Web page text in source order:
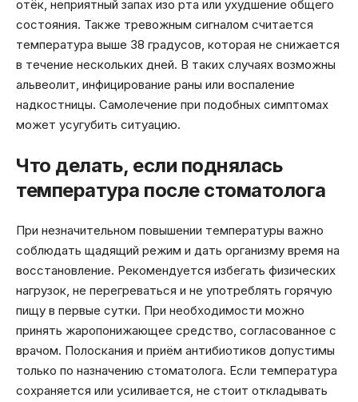
отёк, неприятный запах изо рта или ухудшение общего
состояния. Также тревожным сигналом считается
температура выше 38 градусов, которая не снижается
в течение нескольких дней. В таких случаях возможны
альвеолит, инфицирование раны или воспаление
надкостницы. Самолечение при подобных симптомах
может усугубить ситуацию.
Что делать, если поднялась
температура после стоматолога
При незначительном повышении температуры важно
соблюдать щадящий режим и дать организму время на
восстановление. Рекомендуется избегать физических
нагрузок, не перегреваться и не употреблять горячую
пищу в первые сутки. При необходимости можно
принять жаропонижающее средство, согласованное с
врачом. Полоскания и приём антибиотиков допустимы
только по назначению стоматолога. Если температура
сохраняется или усиливается, не стоит откладывать